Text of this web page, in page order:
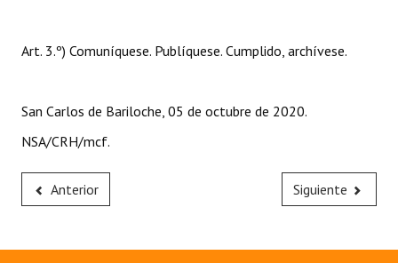
Bariloche, Municipio intercultural
REFORMA DE LA CARTA ORGÁNICA
Art. 3.º) Comuníquese. Publíquese. Cumplido, archívese.
San Carlos de Bariloche, 05 de octubre de 2020.
NSA/CRH/mcf.
Anterior Siguiente